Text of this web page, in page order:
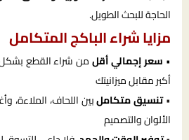
الحاجة للبحث الطويل.
مزايا شراء الباكج المتكامل
• سعر إجمالي أقلمن شراء القطع
أكبر مقابل ميزانيتك
•تنسيق متكاملبين اللحاف، الملاءة،
الألوان والتصميم